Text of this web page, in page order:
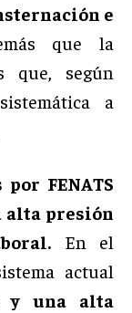
e
que la
que, según
a
FENATS
alta presión
En el
actual
y una alta